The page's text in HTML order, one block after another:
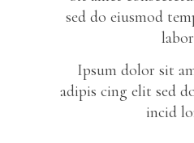
sed do eiusmod
Ipsum dolor sit
adipis cing elit sed
incid